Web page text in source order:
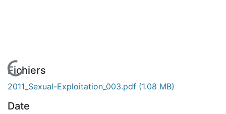
En cours de chargement...
Fichiers
2011_Sexual-Exploitation_003.pdf (1.08 MB)
Date